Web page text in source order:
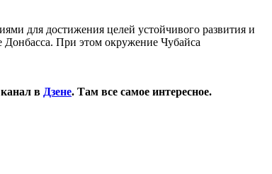
для достижения целей устойчивого развития и
При этом окружение Чубайса
в Дзене. Там все самое интересное.